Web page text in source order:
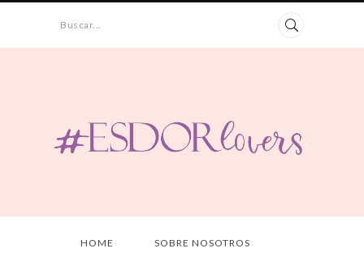
Buscar...
HOME SOBRE NOSOTROS